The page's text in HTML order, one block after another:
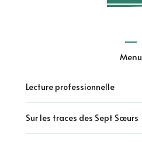
Menu
Lecture professionnelle
Sur les traces des Sept Sœurs